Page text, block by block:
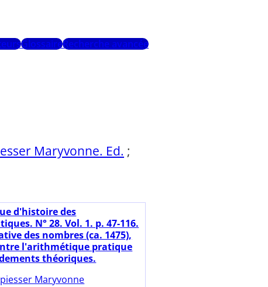
GlossaireRecherche avancée
Maryvonne. Ed. ;
d'histoire des
N° 28. Vol. 1. p. 47-116.
des nombres (ca. 1475),
l'arithmétique pratique
théoriques.
Maryvonne